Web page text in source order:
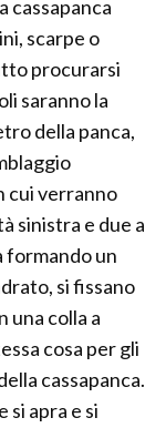
cassapanca
scarpe o
procurarsi
saranno la
della panca,
cui verranno
sinistra e due a
formando un
si fissano
una colla a
cosa per gli
cassapanca.
si apra e si